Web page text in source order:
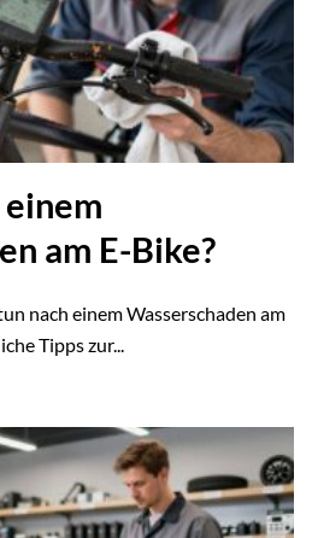
am E-Bike?
nach einem Wasserschaden am
Tipps zur...